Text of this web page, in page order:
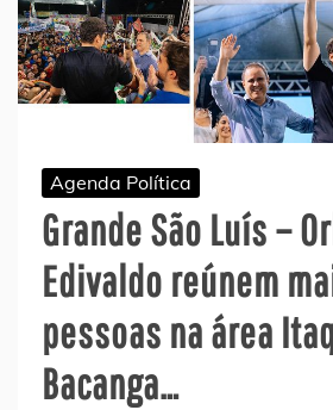
Agenda Política
Grande São Luís –
Edivaldo reúnem
pessoas na área
Bacanga…